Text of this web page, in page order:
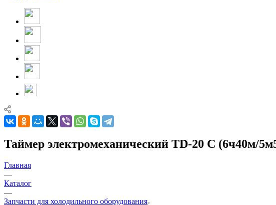
Таймер электромеханический TD-20 С (6ч40м/
Главная
—
Каталог
—
Запчасти для холодильного оборудования